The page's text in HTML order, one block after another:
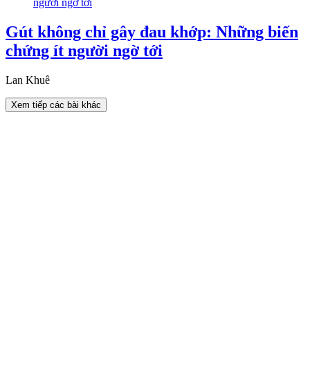
Gút không chỉ gây đau khớp: Những biến
chứng ít người ngờ tới
Lan Khuê
Xem tiếp các bài khác